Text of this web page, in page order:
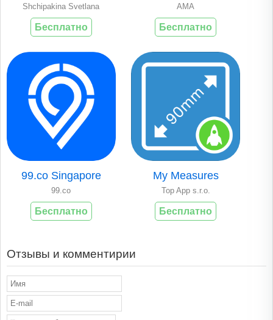
Shchipakina Svetlana
Бесплатно
AMA
Бесплатно
99.co Singapore
99.co
Бесплатно
My Measures
Top App s.r.o.
Бесплатно
Отзывы и комментирии